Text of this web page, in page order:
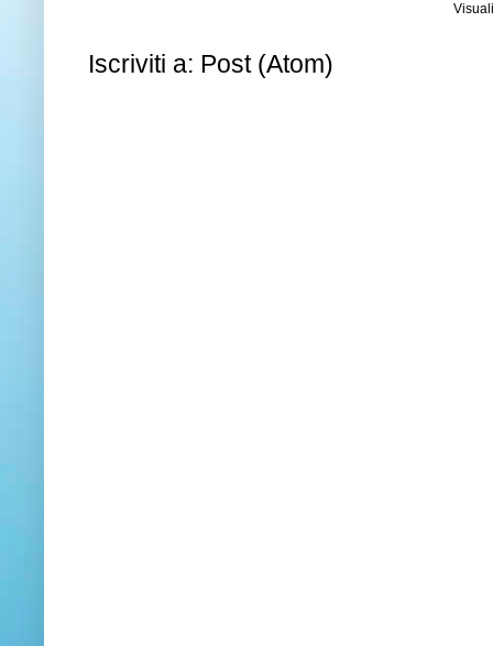
Iscriviti a: Post (Atom)